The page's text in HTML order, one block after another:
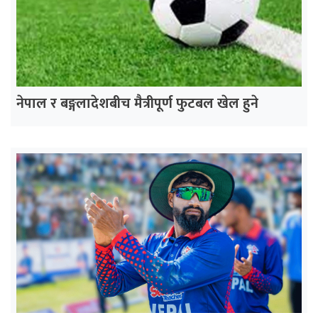
नेपाल र बङ्गलादेशबीच मैत्रीपूर्ण फुटबल खेल हुने